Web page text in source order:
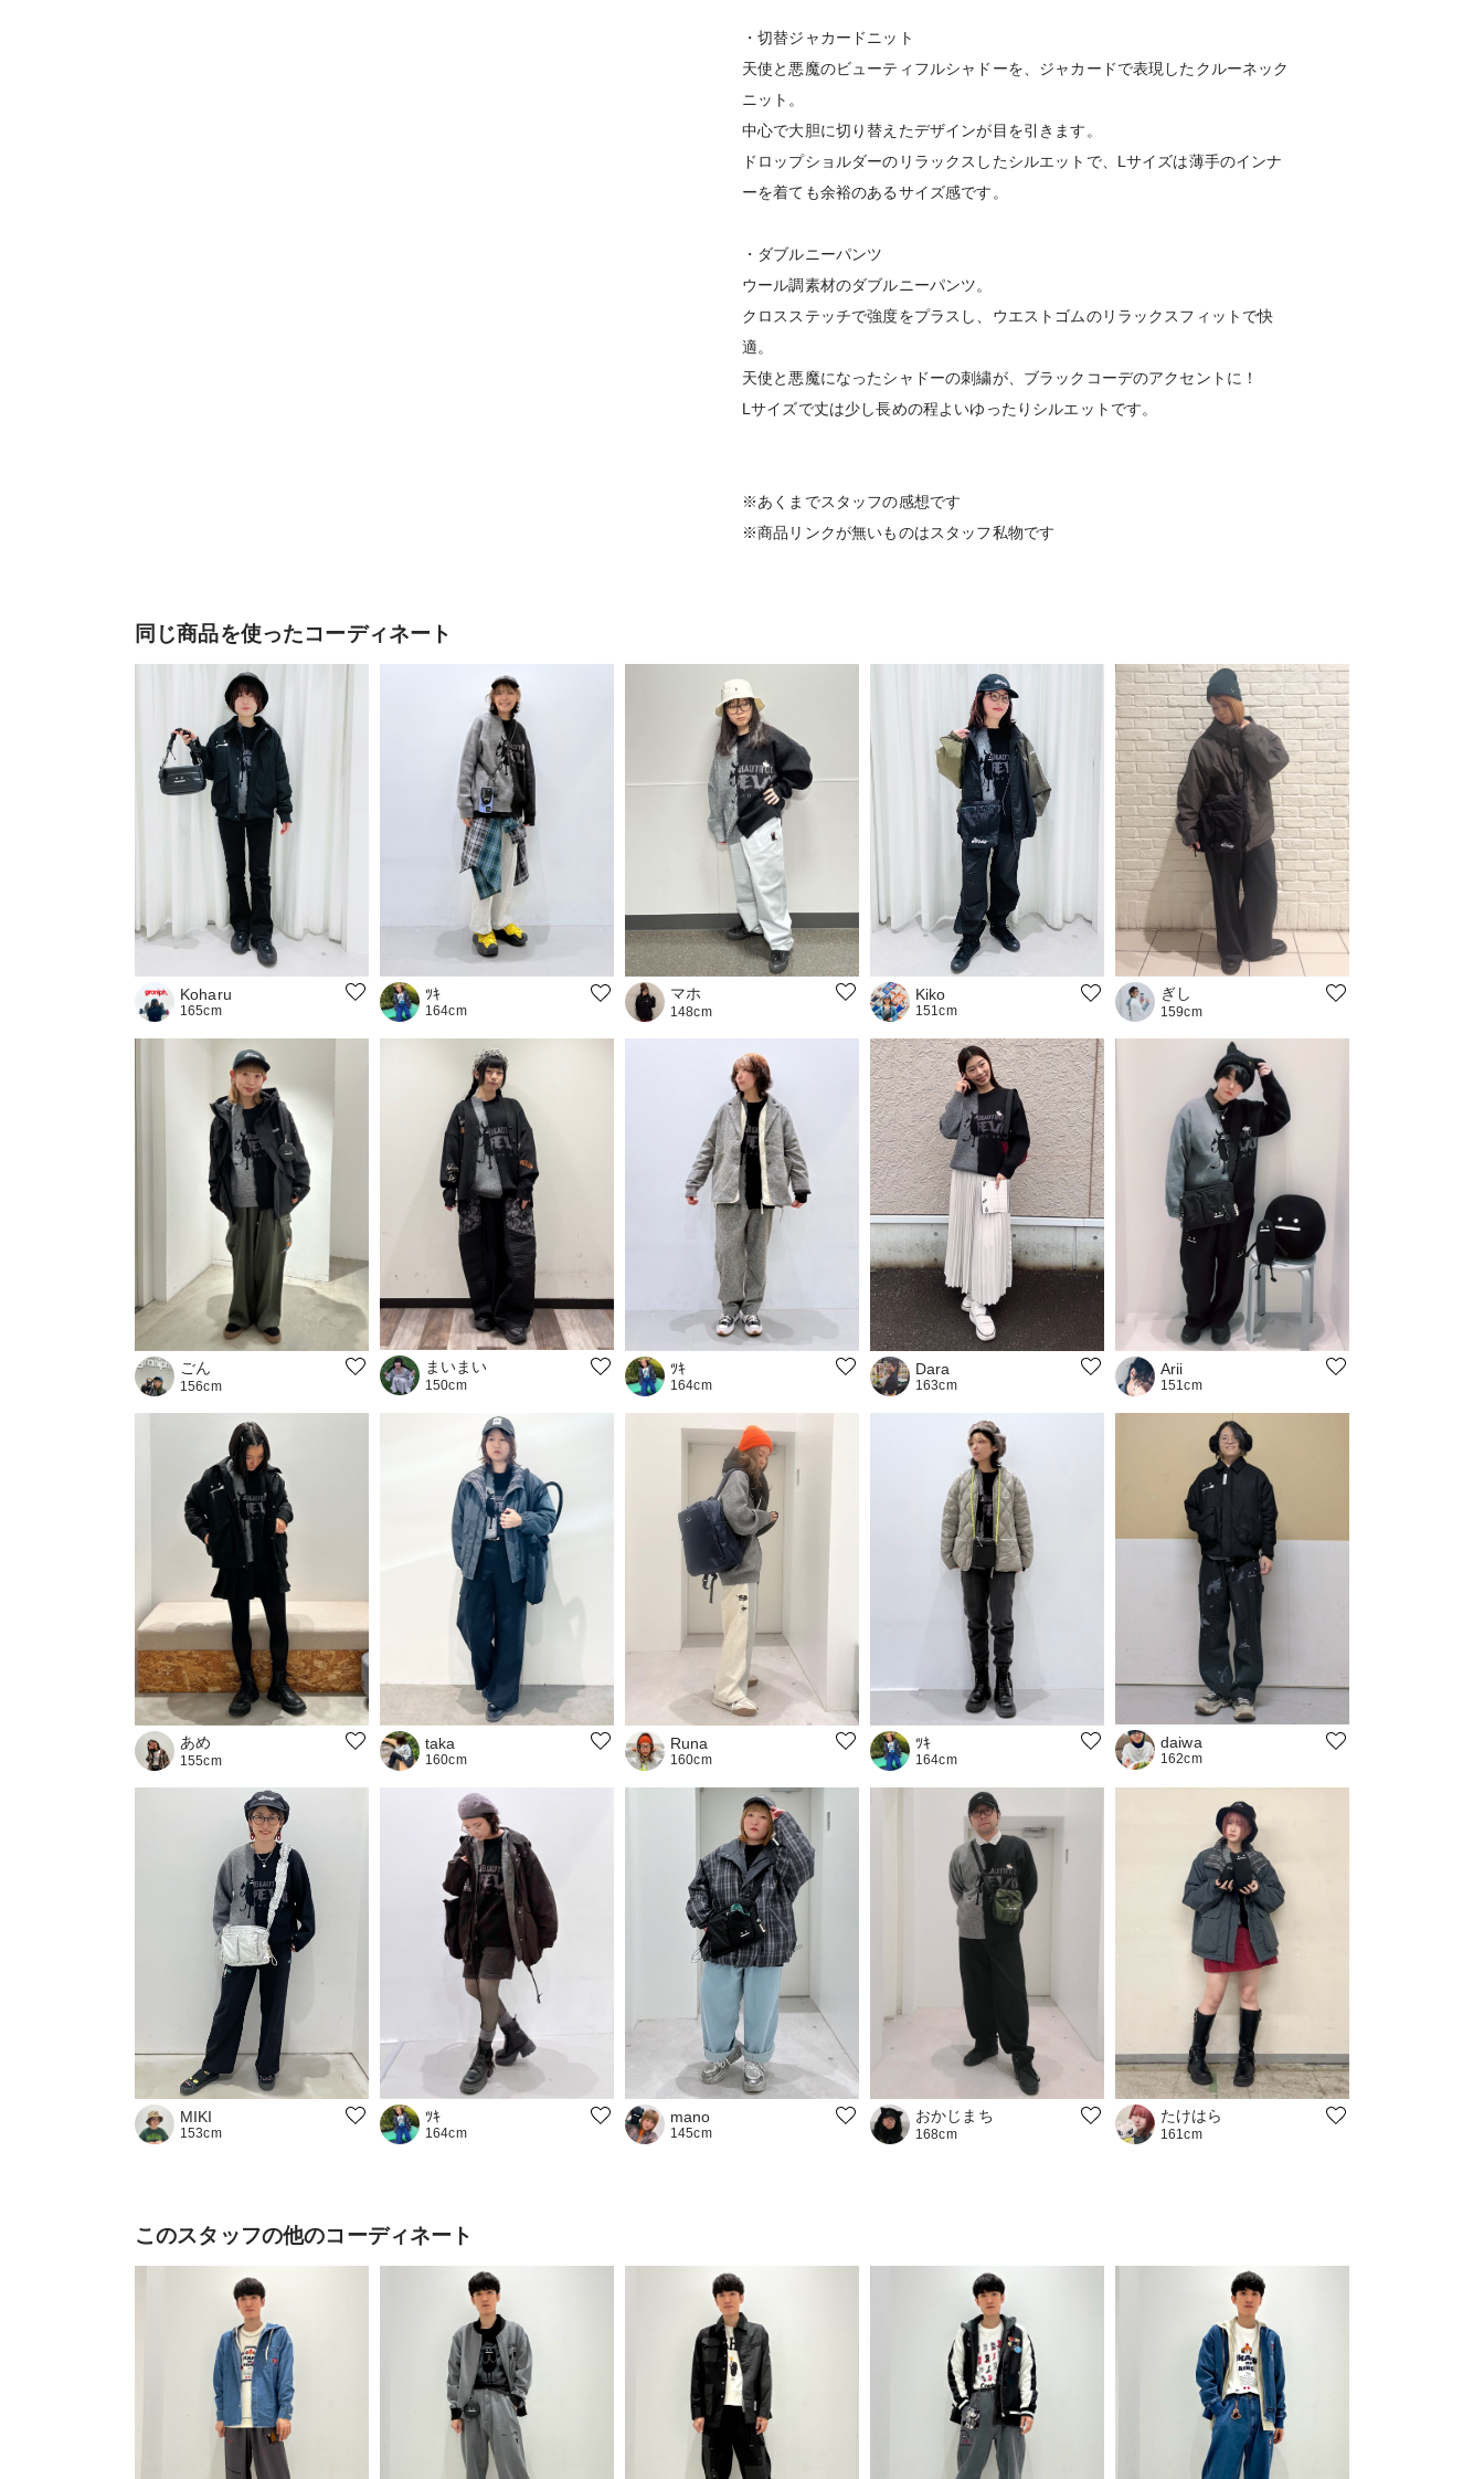
・切替ジャカードニット
天使と悪魔のビューティフルシャドーを、ジャカードで表現したクルーネック
ニット。
中心で大胆に切り替えたデザインが目を引きます。
ドロップショルダーのリラックスしたシルエットで、Lサイズは薄手のインナ
ーを着ても余裕のあるサイズ感です。
・ダブルニーパンツ
ウール調素材のダブルニーパンツ。
クロスステッチで強度をプラスし、ウエストゴムのリラックスフィットで快
適。
天使と悪魔になったシャドーの刺繍が、ブラックコーデのアクセントに！
Lサイズで丈は少し長めの程よいゆったりシルエットです。
※あくまでスタッフの感想です
※商品リンクが無いものはスタッフ私物です
同じ商品を使ったコーディネート
Koharu
165cm
ﾂｷ
164cm
マホ
148cm
Kiko
151cm
ぎし
159cm
ごん
156cm
まいまい
150cm
ﾂｷ
164cm
Dara
163cm
Arii
151cm
あめ
155cm
taka
160cm
Runa
160cm
ﾂｷ
164cm
daiwa
162cm
MIKI
153cm
ﾂｷ
164cm
mano
145cm
おかじまち
168cm
たけはら
161cm
このスタッフの他のコーディネート